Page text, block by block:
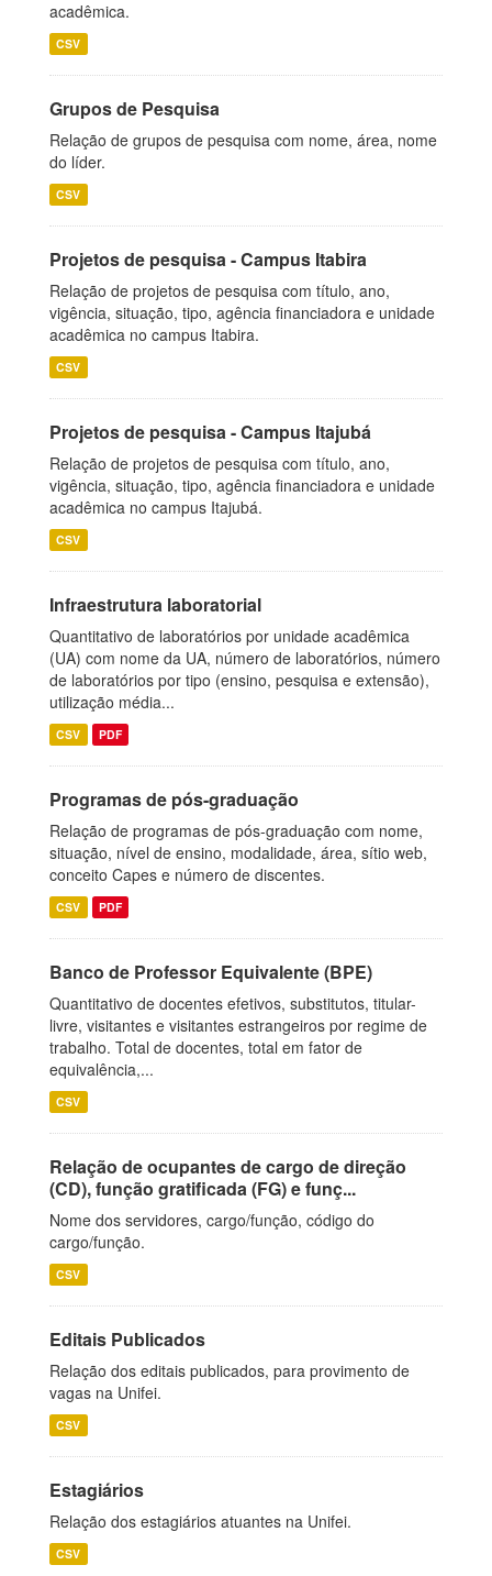
acadêmica.
CSV
Grupos de Pesquisa
Relação de grupos de pesquisa com nome, área, nome
do líder.
CSV
Projetos de pesquisa - Campus Itabira
Relação de projetos de pesquisa com título, ano,
vigência, situação, tipo, agência financiadora e unidade
acadêmica no campus Itabira.
CSV
Projetos de pesquisa - Campus Itajubá
Relação de projetos de pesquisa com título, ano,
vigência, situação, tipo, agência financiadora e unidade
acadêmica no campus Itajubá.
CSV
Infraestrutura laboratorial
Quantitativo de laboratórios por unidade acadêmica
(UA) com nome da UA, número de laboratórios, número
de laboratórios por tipo (ensino, pesquisa e extensão),
utilização média...
CSV PDF
Programas de pós-graduação
Relação de programas de pós-graduação com nome,
situação, nível de ensino, modalidade, área, sítio web,
conceito Capes e número de discentes.
CSV PDF
Banco de Professor Equivalente (BPE)
Quantitativo de docentes efetivos, substitutos, titular-
livre, visitantes e visitantes estrangeiros por regime de
trabalho. Total de docentes, total em fator de
equivalência,...
CSV
Relação de ocupantes de cargo de direção
(CD), função gratificada (FG) e funç...
Nome dos servidores, cargo/função, código do
cargo/função.
CSV
Editais Publicados
Relação dos editais publicados, para provimento de
vagas na Unifei.
CSV
Estagiários
Relação dos estagiários atuantes na Unifei.
CSV